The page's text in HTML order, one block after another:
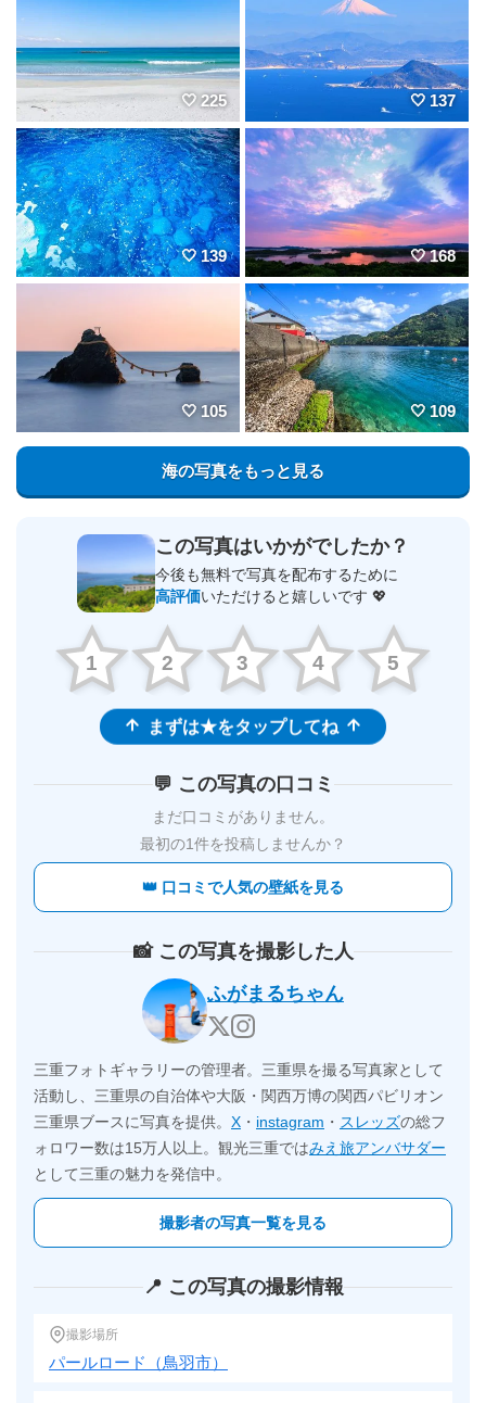
225 137
139 168
105 109
海の写真をもっと見る
この写真はいかがでしたか？
今後も無料で写真を配布するために
高評価いただけると嬉しいです 💖
1 2 3 4 5
まずは★をタップしてね
💬 この写真の口コミ
まだ口コミがありません。
最初の1件を投稿しませんか？
👑 口コミで人気の壁紙を見る
📸 この写真を撮影した人
ふがまるちゃん
三重フォトギャラリーの管理者。三重県を撮る写真家として
活動し、三重県の自治体や大阪・関西万博の関西パビリオン
三重県ブースに写真を提供。 X ・ instagram ・ スレッズの総フ
ォロワー数は15万人以上。観光三重ではみえ旅アンバサダー
として三重の魅力を発信中。
撮影者の写真一覧を見る
📍 この写真の撮影情報
撮影場所
パールロード（鳥羽市）